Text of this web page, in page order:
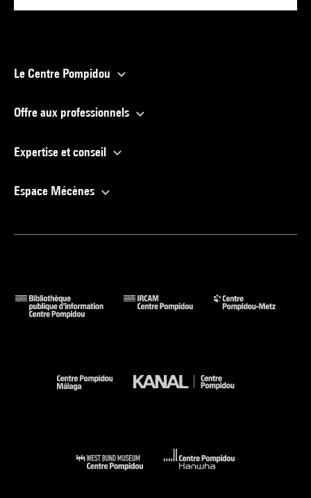
Le Centre Pompidou
Offre aux professionnels
Expertise et conseil
Espace Mécènes